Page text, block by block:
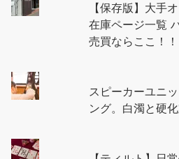
【保存版】大手
在庫ページ一覧
売買ならここ！！
スピーカーユニ
ング。白濁と硬